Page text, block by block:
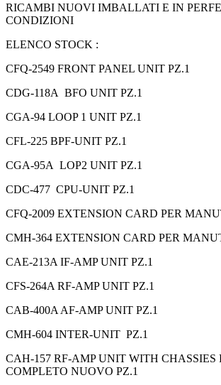
RICAMBI NUOVI IMBALLATI E IN
CONDIZIONI
ELENCO STOCK :
CFQ-2549 FRONT PANEL UNIT PZ.1
CDG-118A BFO UNIT PZ.1
CGA-94 LOOP 1 UNIT PZ.1
CFL-225 BPF-UNIT PZ.1
CGA-95A LOP2 UNIT PZ.1
CDC-477 CPU-UNIT PZ.1
CFQ-2009 EXTENSION CARD PER
CMH-364 EXTENSION CARD PER
CAE-213A IF-AMP UNIT PZ.1
CFS-264A RF-AMP UNIT PZ.1
CAB-400A AF-AMP UNIT PZ.1
CMH-604 INTER-UNIT PZ.1
CAH-157 RF-AMP UNIT WITH CHASSIES
COMPLETO NUOVO PZ.1